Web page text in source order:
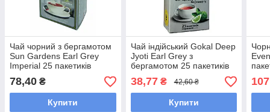
Чай чорний з бергамотом
Sun Gardens Earl Grey
Imperial 25 пакетиків
78,40 ₴
Купити
Чай індійський Gokal Deep
Jyoti Earl Grey з
бергамотом 25 пакетиків
38,77₴ 42,60 ₴
Купити